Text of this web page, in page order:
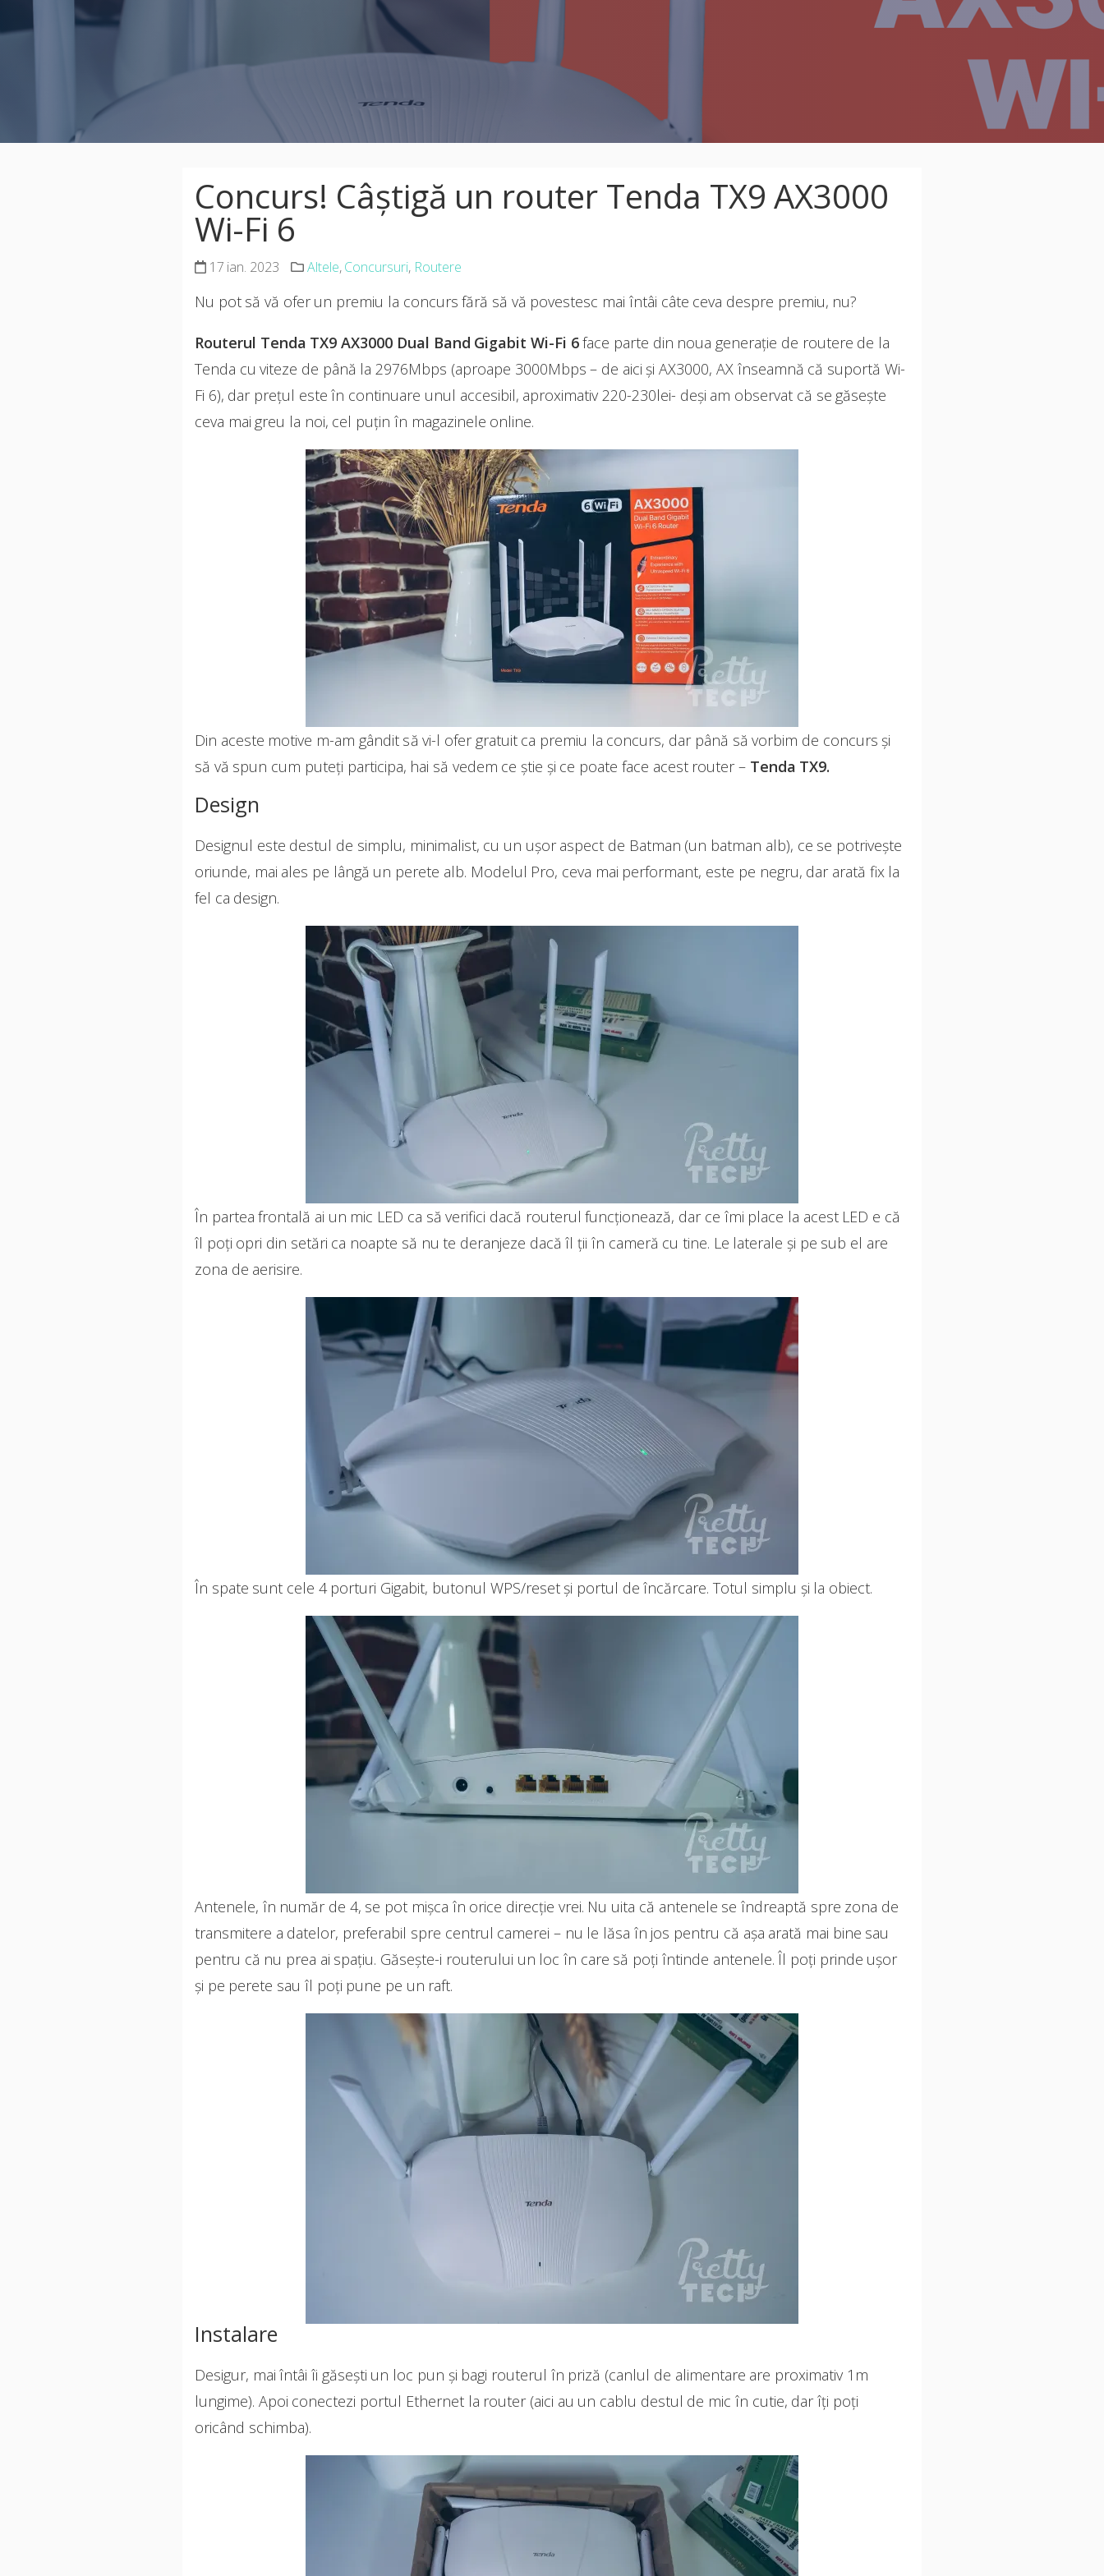
Concurs! Câștigă un router Tenda TX9 AX3000
Wi-Fi 6
17 ian. 2023 Altele,Concursuri, Routere
Nu pot să vă ofer un premiu la concurs fără să vă povestesc mai întâi câte ceva despre premiu, nu?
Routerul Tenda TX9 AX3000 Dual Band Gigabit Wi-Fi 6face parte din noua generație de routere de la
Tenda cu viteze de până la 2976Mbps (aproape 3000Mbps – de aici și AX3000, AX înseamnă că suportă Wi-
Fi 6), dar prețul este în continuare unul accesibil, aproximativ 220-230lei- deși am observat că se găsește
ceva mai greu la noi, cel puțin în magazinele online.
Din aceste motive m-am gândit să vi-l ofer gratuit ca premiu la concurs, dar până să vorbim de concurs și
să vă spun cum puteți participa, hai să vedem ce știe și ce poate face acest router – Tenda TX9.
Design
Designul este destul de simplu, minimalist, cu un ușor aspect de Batman (un batman alb), ce se potrivește
oriunde, mai ales pe lângă un perete alb. Modelul Pro, ceva mai performant, este pe negru, dar arată fix la
fel ca design.
În partea frontală ai un mic LED ca să verifici dacă routerul funcționează, dar ce îmi place la acest LED e că
îl poți opri din setări ca noapte să nu te deranjeze dacă îl ții în cameră cu tine. Le laterale și pe sub el are
zona de aerisire.
În spate sunt cele 4 porturi Gigabit, butonul WPS/reset și portul de încărcare. Totul simplu și la obiect.
Antenele, în număr de 4, se pot mișca în orice direcție vrei. Nu uita că antenele se îndreaptă spre zona de
transmitere a datelor, preferabil spre centrul camerei – nu le lăsa în jos pentru că așa arată mai bine sau
pentru că nu prea ai spațiu. Găsește-i routerului un loc în care să poți întinde antenele. Îl poți prinde ușor
și pe perete sau îl poți pune pe un raft.
Instalare
Desigur, mai întâi îi găsești un loc pun și bagi routerul în priză (canlul de alimentare are proximativ 1m
lungime). Apoi conectezi portul Ethernet la router (aici au un cablu destul de mic în cutie, dar îți poți
oricând schimba).